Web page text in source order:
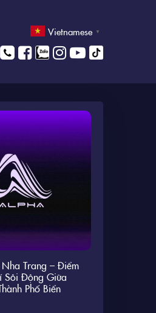
Vietnamese ▼
Trang – Điểm
Sôi Động Giữa
Phố Biển